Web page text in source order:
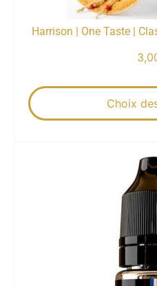
Harrison | One Taste |
Choix